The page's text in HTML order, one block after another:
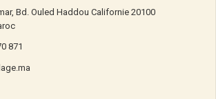
Bd. Ouled Haddou Californie 20100
871